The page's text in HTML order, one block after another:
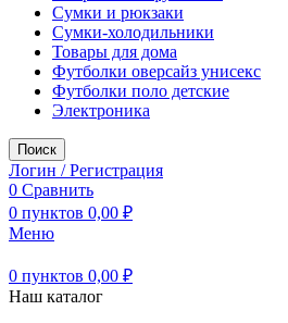
Сумки и рюкзаки
Сумки-холодильники
Товары для дома
Футболки оверсайз унисекс
Футболки поло детские
Электроника
Поиск
Логин / Регистрация
0 Сравнить
0 пунктов 0,00 ₽
Меню
0 пунктов 0,00 ₽
Наш каталог